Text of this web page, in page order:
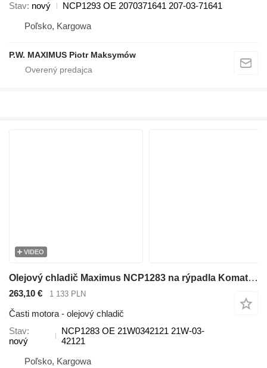
Stav nový
NCP1293 OE 2070371641 207-03-71641
Poľsko, Kargowa
P.W. MAXIMUS Piotr Maksymów
VIDEO
Olejový chladič Maximus NCP1283 na rýpadla Komatsu PC78US
263,10 € 1 133 PLN
Časti motora - olejový chladič
Stav
nový
NCP1283 OE 21W0342121 21W-03-
42121
Poľsko, Kargowa